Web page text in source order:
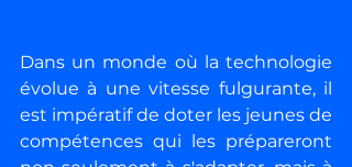
Dans un monde où la technologie
évolue à une vitesse fulgurante, il
est impératif de doter les jeunes de
compétences qui les prépareront